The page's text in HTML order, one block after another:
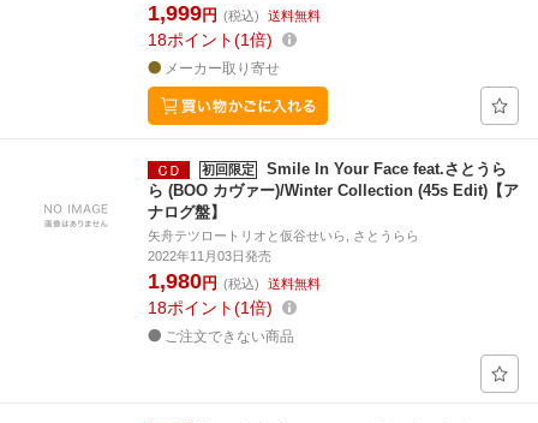
1,999円 (税込) 送料無料
18ポイント 1倍
メーカー取り寄せ
初回限定
Smile In Your Face feat.さとうら
ら (BOO カヴァー)/Winter Collection (45s Edit)【ア
ナログ盤】
矢舟テツロートリオと仮谷せいら, さとうらら
2022年11月03日発売
1,980円 (税込) 送料無料
18ポイント 1倍
ご注文できない商品